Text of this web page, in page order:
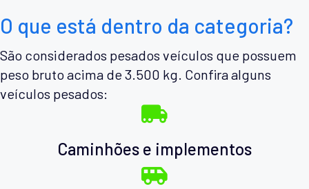
O que está dentro da categoria?
São considerados pesados veículos que possuem
peso bruto acima de 3.500 kg. Confira alguns
veículos pesados:
Caminhões e implementos